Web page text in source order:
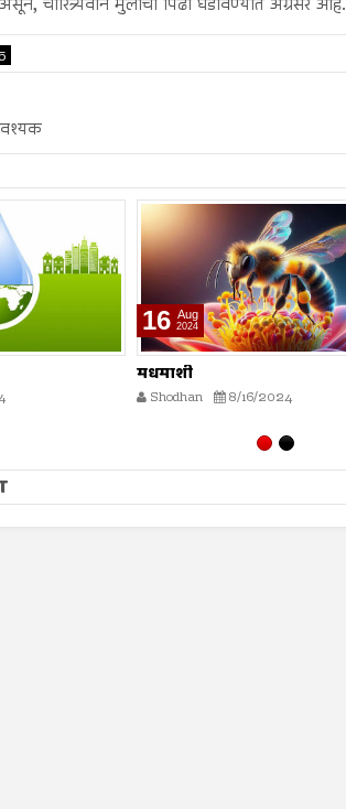
16 Aug
2024
मृत्यूनंतर पुढे काय
Shodhan 8/16/2024